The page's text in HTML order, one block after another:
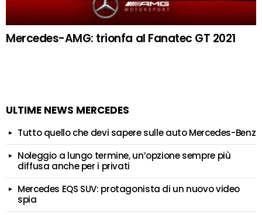
Mercedes-AMG: trionfa al Fanatec GT 2021
ULTIME NEWS MERCEDES
Tutto quello che devi sapere sulle auto Mercedes-Benz
Noleggio a lungo termine, un’opzione sempre più
diffusa anche per i privati
Mercedes EQS SUV: protagonista di un nuovo video
spia